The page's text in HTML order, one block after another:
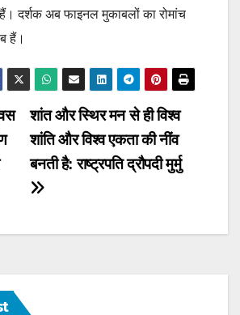
दर्शक अब फाइनल मुकाबलों का रोमांच
हैं।
शांत और स्थिर मन से ही विश्व
शांति और विश्व एकता की नींव
बनती है: राष्ट्रपति द्रौपदी मुर्मु